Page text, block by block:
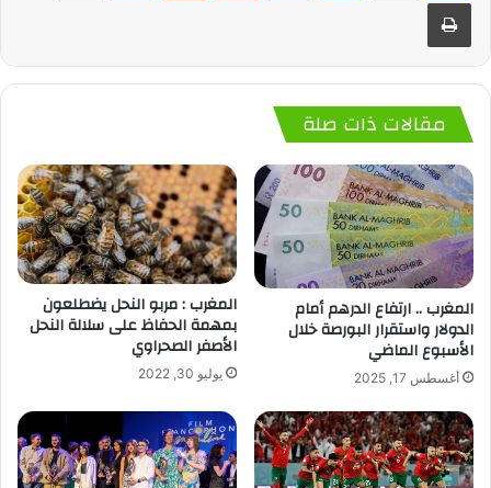
مقالات ذات صلة
المغرب .. ارتفاع الدرهم أمام
الدولار واستقرار البورصة خلال
الأسبوع الماضي
أغسطس 17, 2025
المغرب : مربو النحل يضطلعون
بمهمة الحفاظ على سلالة النحل
الأصفر الصحراوي
يوليو 30, 2022